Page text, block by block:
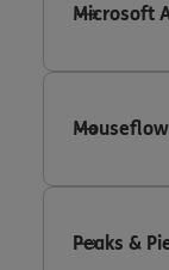
Microsoft
Mouseflow
Peaks &